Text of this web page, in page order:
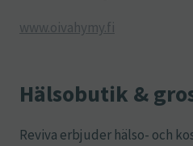
www.oivahymy.fi
Hälsobutik &
Reviva erbjuder hälso- och